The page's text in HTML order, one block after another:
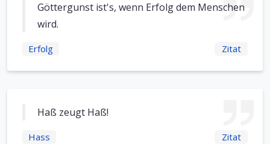
Göttergunst ist's, wenn Erfolg dem Menschen
wird.
Erfolg Zitat
Haß zeugt Haß!
Hass Zitat